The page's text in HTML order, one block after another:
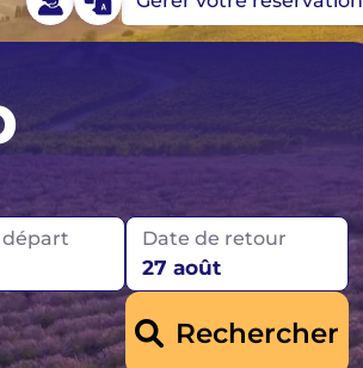
départ Date de retour
27 août
Rechercher